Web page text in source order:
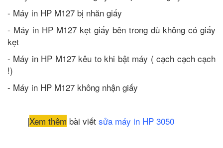
- Máy in HP M127 bị nhăn giấy
- Máy in HP M127 kẹt giấy bên trong dù không có giấy
kẹt
- Máy in HP M127 kêu to khi bật máy ( cạch cạch cạch
!)
- Máy in HP M127 không nhận giấy
|Xem thêm bài viết sửa máy in HP 3050